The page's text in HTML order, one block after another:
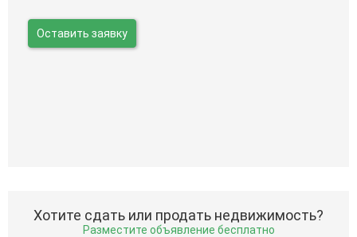
Оставить заявку
Хотите сдать или продать недвижимость?
Разместите объявление бесплатно